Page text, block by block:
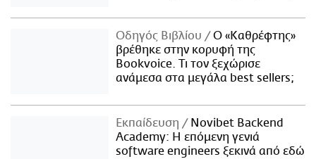
Οδηγός Βιβλίου
Ο «Καθρέφτης»
βρέθηκε στην κορυφή της
Bookvoice. Τι τον ξεχώρισε
ανάμεσα στα μεγάλα best sellers;
Εκπαίδευση
Novibet Backend
Academy: Η επόμενη γενιά
software engineers ξεκινά από εδώ